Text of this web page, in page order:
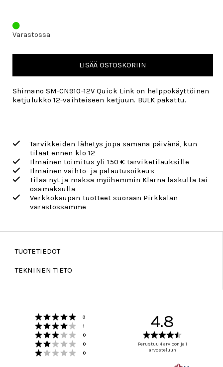
Varastossa
LISÄÄ OSTOSKORIIN
Shimano SM-CN910-12V Quick Link on helppokäyttöinen
ketjulukko 12-vaihteiseen ketjuun. BULK pakattu.
Tarvikkeiden lähetys jopa samana päivänä, kun
tilaat ennen klo 12
Ilmainen toimitus yli 150 € tarviketilauksille
Ilmainen vaihto- ja palautusoikeus
Tilaa nyt ja maksa myöhemmin Klarna laskulla tai
osamaksulla
Verkkokaupan tuotteet suoraan Pirkkalan
varastossamme
TUOTETIEDOT
TEKNINEN TIETO
Arvio 5 5:sta tähdestä
3
Arvio 4 5:sta tähdestä
1
Arvio 3 5:sta tähdestä
0
Arvio 2 5:sta tähdestä
0
Arvio 1 5:sta tähdestä
0
4.8
4.8
Perustuu 4 arvioon ja 1
arvosteluun